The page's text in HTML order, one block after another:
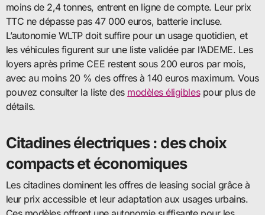
moins de 2,4 tonnes, entrent en ligne de compte. Leur prix
TTC ne dépasse pas 47 000 euros, batterie incluse.
L’autonomie WLTP doit suffire pour un usage quotidien, et
les véhicules figurent sur une liste validée par l’ADEME. Les
loyers après prime CEE restent sous 200 euros par mois,
avec au moins 20 % des offres à 140 euros maximum. Vous
pouvez consulter la liste des modèles éligiblespour plus de
détails.
Citadines électriques : des choix
compacts et économiques
Les citadines dominent les offres de leasing social grâce à
leur prix accessible et leur adaptation aux usages urbains.